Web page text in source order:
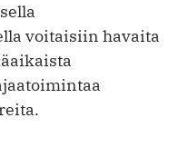
voitaisiin havaita